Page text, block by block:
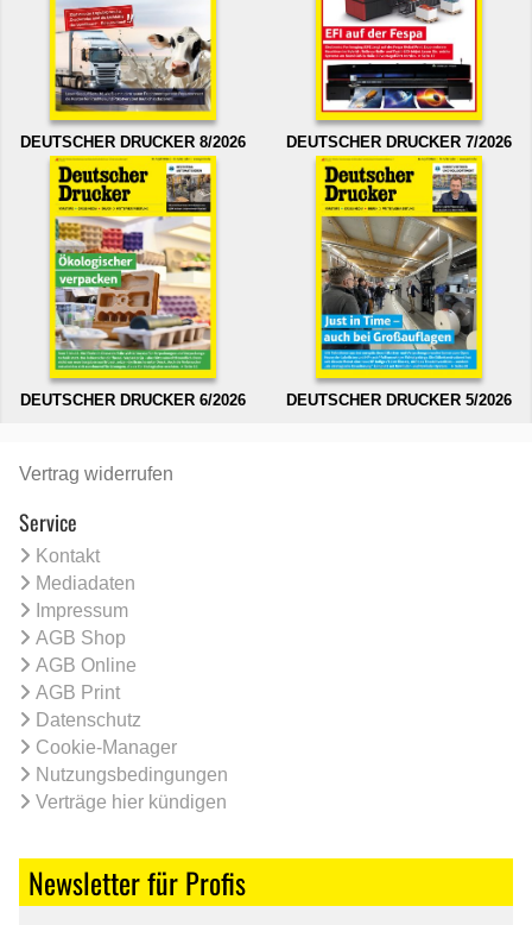
DEUTSCHER DRUCKER 8/2026 DEUTSCHER DRUCKER 7/2026
DEUTSCHER DRUCKER 6/2026 DEUTSCHER DRUCKER 5/2026
Vertrag widerrufen
Service
Kontakt
Mediadaten
Impressum
AGB Shop
AGB Online
AGB Print
Datenschutz
Cookie-Manager
Nutzungsbedingungen
Verträge hier kündigen
Newsletter für Profis